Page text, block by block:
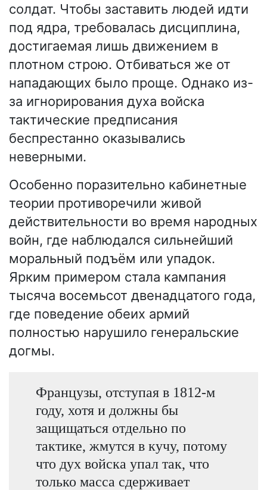
солдат. Чтобы заставить людей идти
под ядра, требовалась дисциплина,
достигаемая лишь движением в
плотном строю. Отбиваться же от
нападающих было проще. Однако из-
за игнорирования духа войска
тактические предписания
беспрестанно оказывались
неверными.
Особенно поразительно кабинетные
теории противоречили живой
действительности во время народных
войн, где наблюдался сильнейший
моральный подъём или упадок.
Ярким примером стала кампания
тысяча восемьсот двенадцатого года,
где поведение обеих армий
полностью нарушило генеральские
догмы.
Французы, отступая в 1812-м
году, хотя и должны бы
защищаться отдельно по
тактике, жмутся в кучу, потому
что дух войска упал так, что
только масса сдерживает